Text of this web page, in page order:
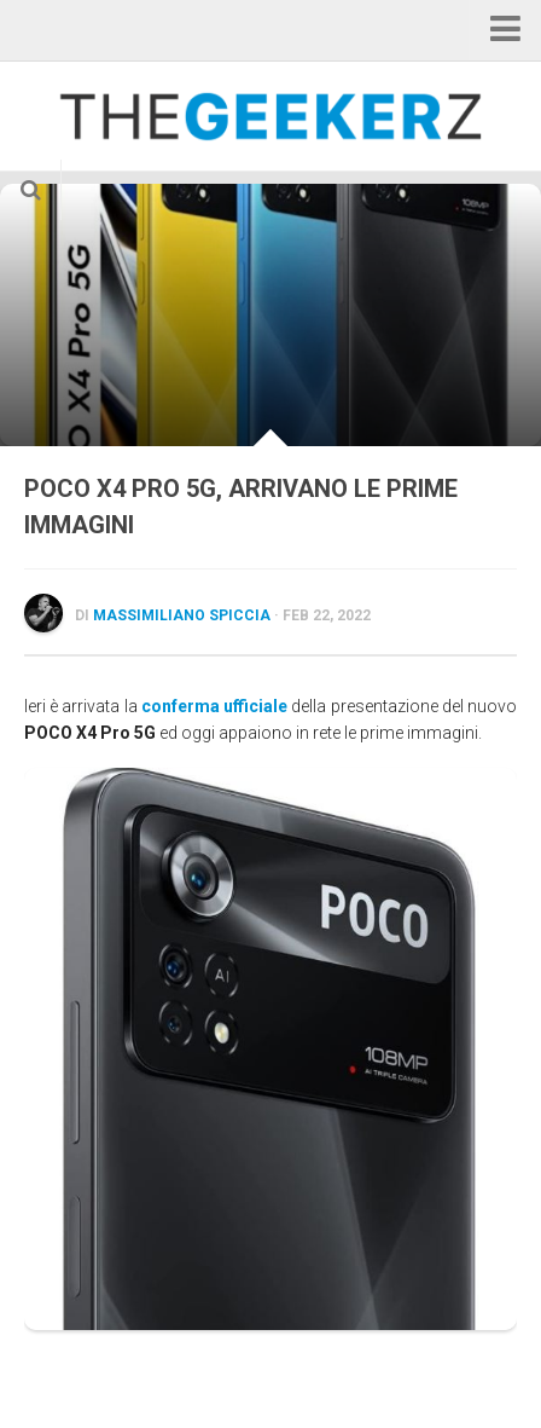
Applicazioni
Curiosità
Gadget
Hardware
Internet of Things
News
Smartphone
Tablet
TV & Cinema
Videogame
Chi siamo
Contattaci
Informativa sull’uso dei cookie
POCO X4 PRO 5G, ARRIVANO LE PRIME
IMMAGINI
DI MASSIMILIANO SPICCIA · FEB 22, 2022
Ieri è arrivata la conferma ufficiale della presentazione del nuovo
POCO X4 Pro 5G ed oggi appaiono in rete le prime immagini.